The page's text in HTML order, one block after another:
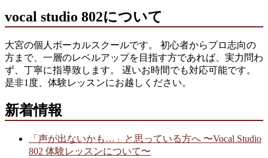
vocal studio 802について
大宮の個人ボーカルスクールです。 初心者からプロ志向の
方まで、一層のレベルアップを目指す方であれば、実力問わ
ず、丁寧に指導致します。 遅いお時間でも対応可能です。
是非1度、体験レッスンにお越しください。
新着情報
「声が出ないかも…」と思っている方へ 〜Vocal Studio
802 体験レッスンについて〜